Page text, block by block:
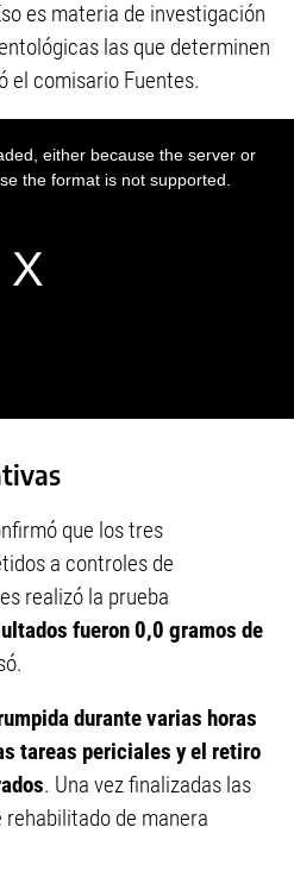
es materia de investigación
las que determinen
el comisario Fuentes.
que los tres
a controles de
realizó la prueba
fueron 0,0 gramos de
durante varias horas
tareas periciales y el retiro
. Una vez finalizadas las
de manera